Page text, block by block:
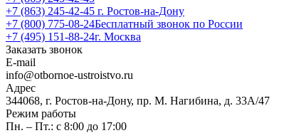
+7 (863) 245-42-45 г. Ростов-на-Дону
+7 (800) 775-08-24Бесплатный звонок по России
+7 (495) 151-88-24г. Москва
Заказать звонок
E-mail
info@otbornoe-ustroistvo.ru
Адрес
344068, г. Ростов-на-Дону, пр. М. Нагибина, д. 33А/47
Режим работы
Пн. – Пт.: с 8:00 до 17:00